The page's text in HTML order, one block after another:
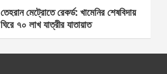
তেহরান মেট্রোতে রেকর্ড: খামেনির শেষবিদায়
ঘিরে ৭০ লাখ যাত্রীর যাতায়াত